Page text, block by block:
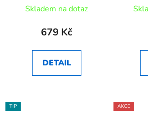
Skladem na dotaz
679 Kč
DETAIL
TIP AKCE